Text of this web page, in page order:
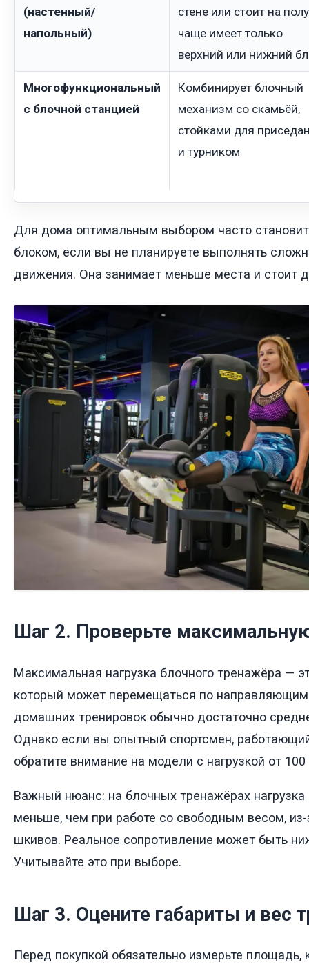
(настенный/
напольный)
стене или стоит на
чаще имеет только
верхний или нижний
Многофункциональный
с блочной станцией
Комбинирует блочный
механизм со скамьёй,
стойками для
и турником
Для дома оптимальным выбором часто
блоком, если вы не планируете выполнять
движения. Она занимает меньше места и стоит
Шаг 2. Проверьте
Максимальная нагрузка блочного тренажёра —
который может перемещаться по
домашних тренировок обычно достаточно
Однако если вы опытный спортсмен,
обратите внимание на модели с нагрузкой от 100
Важный нюанс: на блочных тренажёрах нагрузка
меньше, чем при работе со свободным весом, из-
шкивов. Реальное сопротивление может быть
Учитывайте это при выборе.
Шаг 3. Оцените габариты и вес
Перед покупкой обязательно измерьте площадь,